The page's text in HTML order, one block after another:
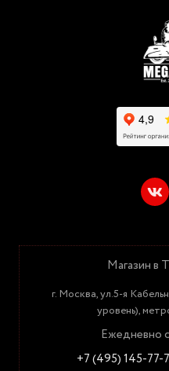
Магазин в
г. Москва, ул.5-я
уровень),
Ежедневно
+7 (495) 145-77-